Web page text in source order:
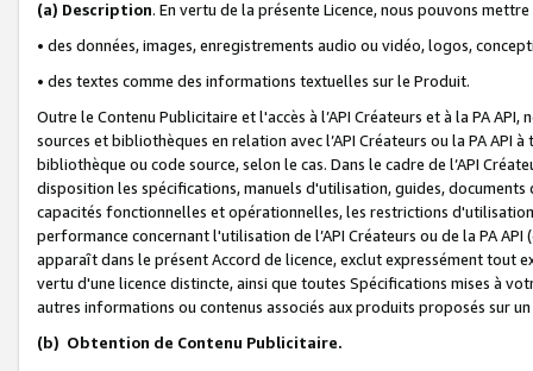
(a) Description. En vertu de la présente Licence, nous pouvons
• des données, images, enregistrements audio ou vidéo, logos,
• des textes comme des informations textuelles sur le Produit.
Outre le Contenu Publicitaire et l'accès à l’API Créateurs et à la PA
sources et bibliothèques en relation avec l’API Créateurs ou la PA
bibliothèque ou code source, selon le cas. Dans le cadre de l’API
disposition les spécifications, manuels d'utilisation, guides,
capacités fonctionnelles et opérationnelles, les restrictions
performance concernant l'utilisation de l’API Créateurs ou de la PA
apparaît dans le présent Accord de licence, exclut expressément tout
vertu d'une licence distincte, ainsi que toutes Spécifications mises à
autres informations ou contenus associés aux produits proposés sur
(b) Obtention de Contenu Publicitaire.